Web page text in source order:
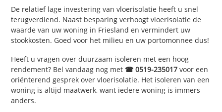
De relatief lage investering van vloerisolatie heeft u snel
terugverdiend. Naast besparing verhoogt vloerisolatie de
waarde van uw woning in Friesland en vermindert uw
stookkosten. Goed voor het milieu en uw portomonnee dus!
Heeft u vragen over duurzaam isoleren met een hoog
rendement? Bel vandaag nog met ☎ 0519-235017 voor een
oriënterend gesprek over vloerisolatie. Het isoleren van een
woning is altijd maatwerk, want iedere woning is immers
anders.